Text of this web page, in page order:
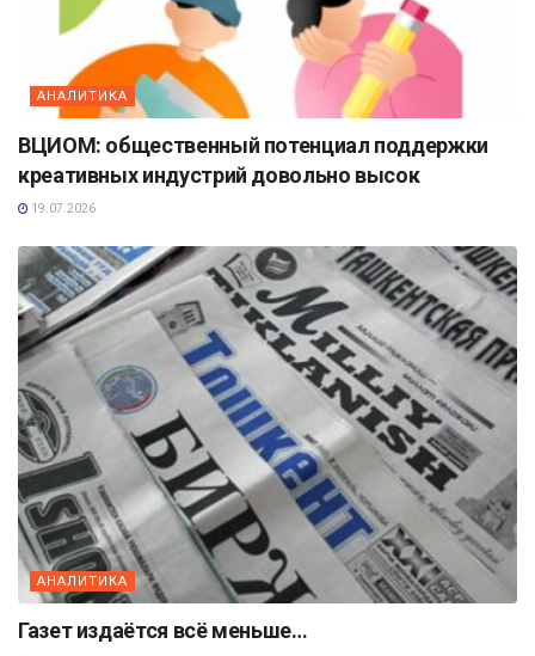
АНАЛИТИКА
ВЦИОМ: общественный потенциал поддержки
креативных индустрий довольно высок
19.07.2026
АНАЛИТИКА
Газет издаётся всё меньше…